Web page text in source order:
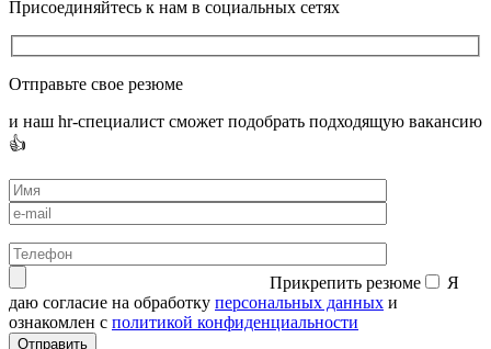
Присоединяйтесь к нам в социальных сетях
Отправьте свое резюме
и наш hr-специалист сможет подобрать подходящую вакансию
👍
Прикрепить резюме
Я
даю согласие на обработку персональных данных и
ознакомлен с политикой конфиденциальности